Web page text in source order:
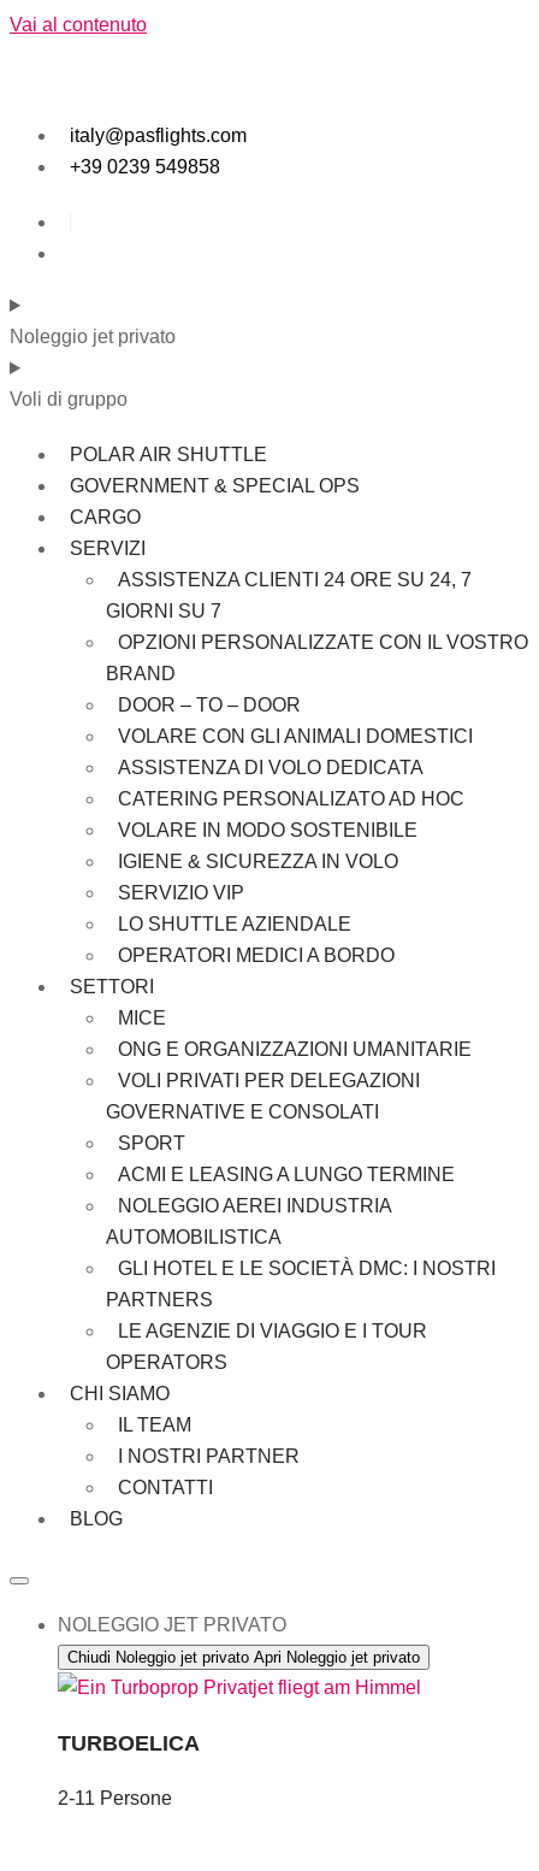
Vai al contenuto
italy@pasflights.com
+39 0239 549858
Noleggio jet privato
Voli di gruppo
POLAR AIR SHUTTLE
GOVERNMENT & SPECIAL OPS
CARGO
SERVIZI
ASSISTENZA CLIENTI 24 ORE SU 24, 7
GIORNI SU 7
OPZIONI PERSONALIZZATE CON IL VOSTRO
BRAND
DOOR – TO – DOOR
VOLARE CON GLI ANIMALI DOMESTICI
ASSISTENZA DI VOLO DEDICATA
CATERING PERSONALIZATO AD HOC
VOLARE IN MODO SOSTENIBILE
IGIENE & SICUREZZA IN VOLO
SERVIZIO VIP
LO SHUTTLE AZIENDALE
OPERATORI MEDICI A BORDO
SETTORI
MICE
ONG E ORGANIZZAZIONI UMANITARIE
VOLI PRIVATI PER DELEGAZIONI
GOVERNATIVE E CONSOLATI
SPORT
ACMI E LEASING A LUNGO TERMINE
NOLEGGIO AEREI INDUSTRIA
AUTOMOBILISTICA
GLI HOTEL E LE SOCIETÀ DMC: I NOSTRI
PARTNERS
LE AGENZIE DI VIAGGIO E I TOUR
OPERATORS
CHI SIAMO
IL TEAM
I NOSTRI PARTNER
CONTATTI
BLOG
NOLEGGIO JET PRIVATO
Chiudi Noleggio jet privato Apri Noleggio jet privato
TURBOELICA
2-11 Persone